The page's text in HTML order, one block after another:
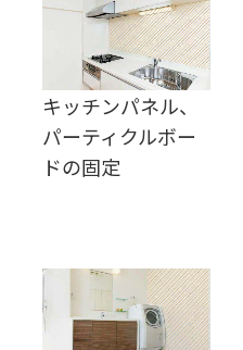
キッチンパネル、
パーティクルボー
ドの固定